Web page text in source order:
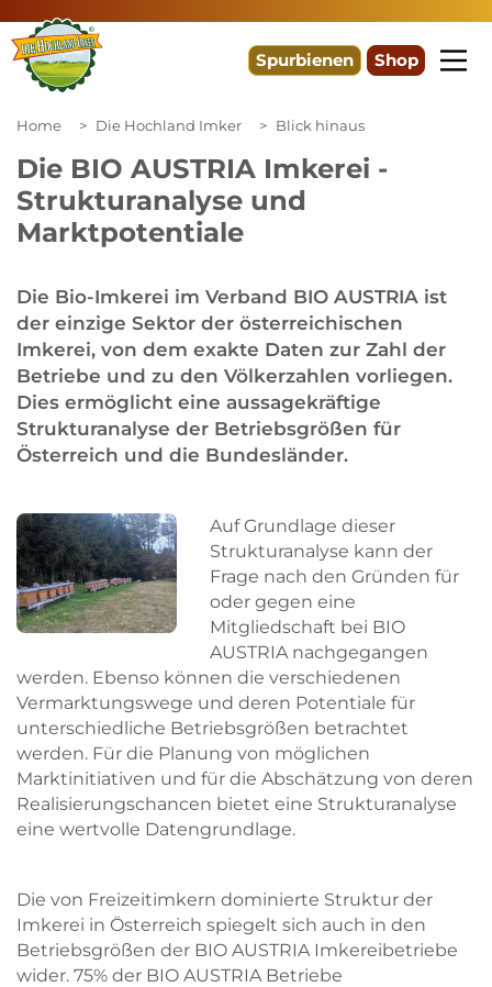
Spurbienen Shop
Home Die Hochland Imker Blick hinaus
Die BIO AUSTRIA Imkerei -
Strukturanalyse und
Marktpotentiale
Die Bio-Imkerei im Verband BIO AUSTRIA ist
der einzige Sektor der österreichischen
Imkerei, von dem exakte Daten zur Zahl der
Betriebe und zu den Völkerzahlen vorliegen.
Dies ermöglicht eine aussagekräftige
Strukturanalyse der Betriebsgrößen für
Österreich und die Bundesländer.
Auf Grundlage dieser
Strukturanalyse kann der
Frage nach den Gründen für
oder gegen eine
Mitgliedschaft bei BIO
AUSTRIA nachgegangen
werden. Ebenso können die verschiedenen
Vermarktungswege und deren Potentiale für
unterschiedliche Betriebsgrößen betrachtet
werden. Für die Planung von möglichen
Marktinitiativen und für die Abschätzung von deren
Realisierungschancen bietet eine Strukturanalyse
eine wertvolle Datengrundlage.
Die von Freizeitimkern dominierte Struktur der
Imkerei in Österreich spiegelt sich auch in den
Betriebsgrößen der BIO AUSTRIA Imkereibetriebe
wider. 75% der BIO AUSTRIA Betriebe